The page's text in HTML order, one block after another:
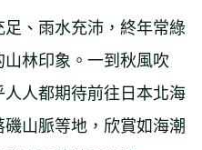
、雨水充沛，終年常綠
林印象。一到秋風吹
人都期待前往日本北海
山脈等地，欣賞如海潮